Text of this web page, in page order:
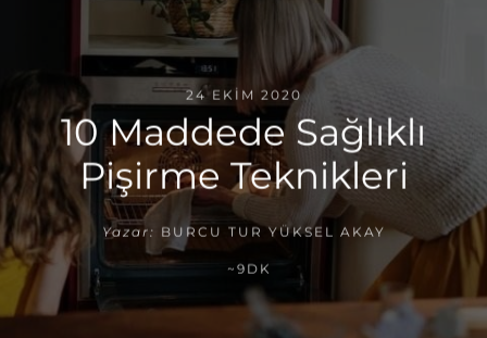
24 EKIM 2020
10 Maddede Sağlıklı
Pişirme Teknikleri
Yazar: BURCU TUR YÜKSEL AKAY
~9DK